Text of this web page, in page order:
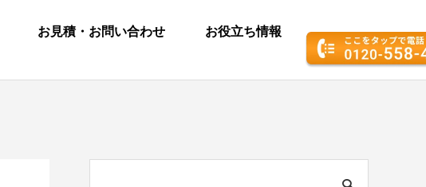
お見積・お問い合わせ お役立ち情報